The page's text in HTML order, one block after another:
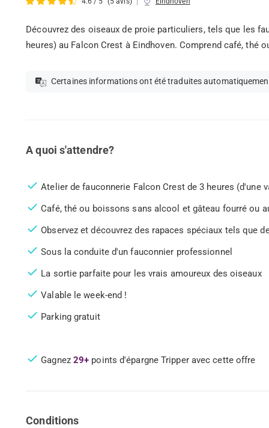
Découvrez des oiseaux de proie particuliers, tels que les
heures) au Falcon Crest à Eindhoven. Comprend café, thé
Certaines informations ont été traduites
A quoi s'attendre?
Atelier de fauconnerie Falcon Crest de 3 heures (d'une
Café, thé ou boissons sans alcool et gâteau fourré ou
Observez et découvrez des rapaces spéciaux tels que
Sous la conduite d'un fauconnier professionnel
La sortie parfaite pour les vrais amoureux des oiseaux
Valable le week-end !
Parking gratuit
Gagnez 29+ points d'épargne Tripper avec cette offre
Conditions